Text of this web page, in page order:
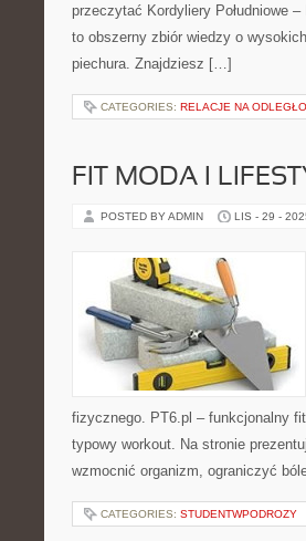
przeczytać Kordyliery Południowe
to obszerny zbiór wiedzy o
piechura. Znajdziesz […]
CATEGORIES: RELACJE NA
FIT MODA I
POSTED BY ADMIN LIS - 29 -
fizycznego. PT6.pl – funkcjonalny
typowy workout. Na stronie
wzmocnić organizm, ograniczyć
CATEGORIES: STUDENTWPODROZY